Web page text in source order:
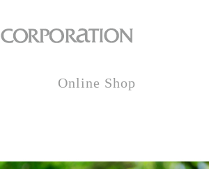
Online Shop